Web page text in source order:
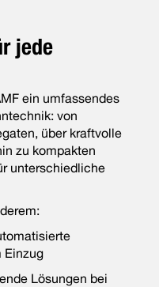
jede
ein umfassendes
von
über kraftvolle
zu kompakten
unterschiedliche
Einzug
Lösungen bei